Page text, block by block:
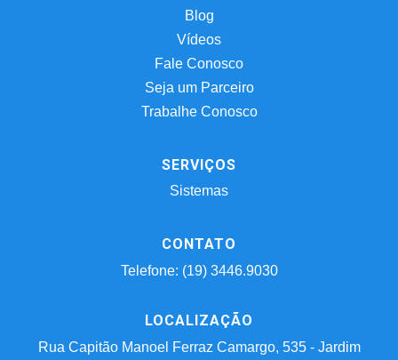
Blog
Vídeos
Fale Conosco
Seja um Parceiro
Trabalhe Conosco
SERVIÇOS
Sistemas
CONTATO
Telefone: (19) 3446.9030
LOCALIZAÇÃO
Rua Capitão Manoel Ferraz Camargo, 535 - Jardim